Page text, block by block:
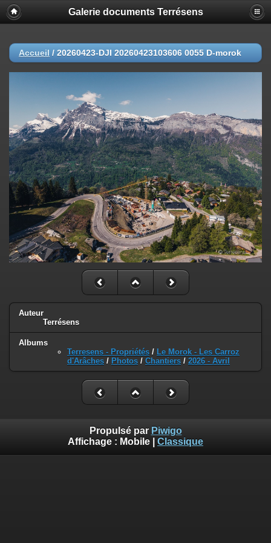
Galerie documents Terrésens
Accueil / 20260423-DJI 20260423103606 0055 D-morok
Auteur
Terrésens
Albums
Terresens - Propriétés / Le Morok - Les Carroz
d'Arâches / Photos / Chantiers / 2026 - Avril
Propulsé par Piwigo
Affichage : Mobile Classique